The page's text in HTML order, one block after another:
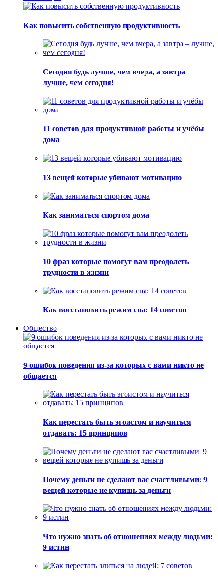
Как повысить собственную продуктивность
Сегодня будь лучше, чем вчера, а завтра –
лучше, чем сегодня!
11 советов для продуктивной работы и учёбы
дома
13 вещей которые убивают мотивацию
Как заниматься спортом дома
10 фраз которые помогут вам преодолеть
трудности в жизни
Как восстановить режим сна: 14 советов
Общество
9 ошибок поведения из-за которых с вами никто не
общается
Как перестать быть эгоистом и научиться
отдавать: 15 принципов
Почему деньги не сделают вас счастливыми: 9
вещей которые не купишь за деньги
Что нужно знать об отношениях между людьми:
9 истин